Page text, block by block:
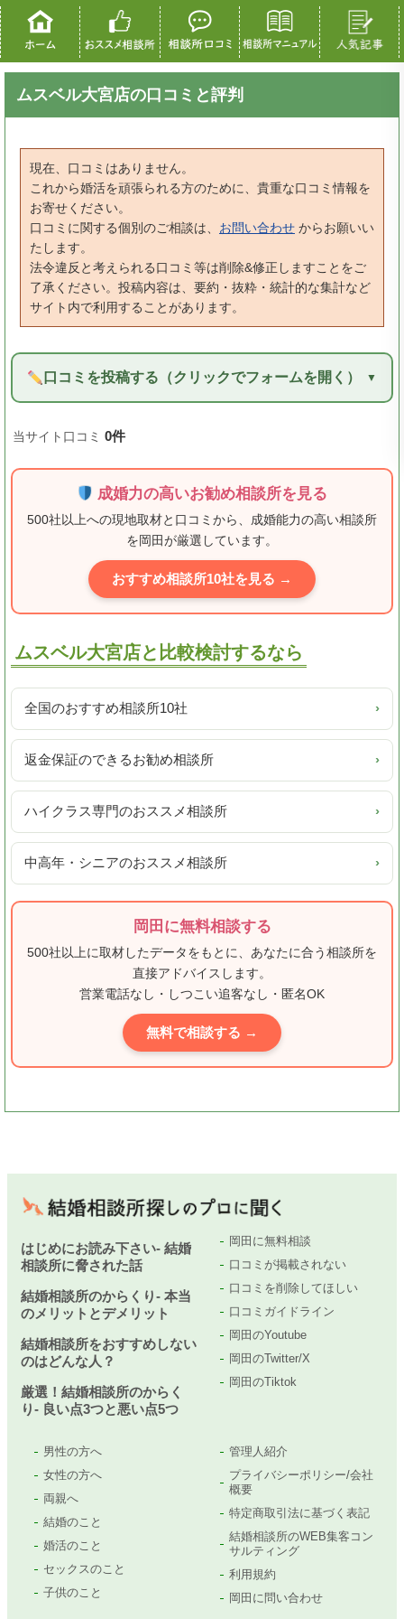
ムスベル大宮店の口コミと評判
現在、口コミはありません。
これから婚活を頑張られる方のために、貴重な口コミ情報を
お寄せください。
口コミに関する個別のご相談は、 お問い合わせ からお願いい
たします。
法令違反と考えられる口コミ等は削除&修正しますことをご
了承ください。投稿内容は、要約・抜粋・統計的な集計など
サイト内で利用することがあります。
口コミを投稿する（クリックでフォームを開く）
当サイト口コミ 0件
成婚力の高いお勧め相談所を見る
500社以上への現地取材と口コミから、成婚能力の高い相談所
を岡田が厳選しています。
おすすめ相談所10社を見る →
ムスベル大宮店と比較検討するなら
全国のおすすめ相談所10社 ›
返金保証のできるお勧め相談所 ›
ハイクラス専門のおススメ相談所 ›
中高年・シニアのおススメ相談所 ›
岡田に無料相談する
500社以上に取材したデータをもとに、あなたに合う相談所を
直接アドバイスします。
営業電話なし・しつこい追客なし・匿名OK
無料で相談する →
はじめにお読み下さい- 結婚
相談所に脅された話
結婚相談所のからくり- 本当
のメリットとデメリット
結婚相談所をおすすめしない
のはどんな人？
厳選！結婚相談所のからく
り- 良い点3つと悪い点5つ
岡田に無料相談
口コミが掲載されない
口コミを削除してほしい
口コミガイドライン
岡田のYoutube
岡田のTwitter/X
岡田のTiktok
男性の方へ
女性の方へ
両親へ
結婚のこと
婚活のこと
セックスのこと
子供のこと
管理人紹介
プライバシーポリシー/会社
概要
特定商取引法に基づく表記
結婚相談所のWEB集客コン
サルティング
利用規約
岡田に問い合わせ